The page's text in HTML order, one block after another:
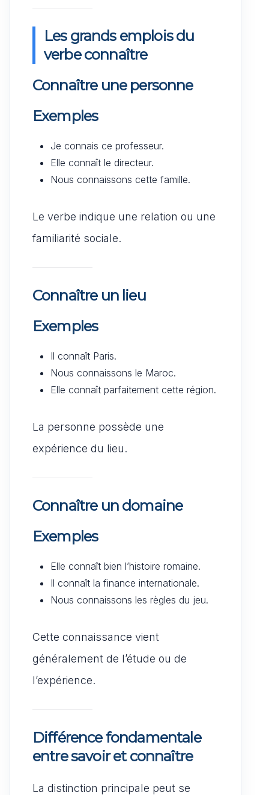
Les grands emplois du
verbe connaître
Connaître une personne
Exemples
Je connais ce professeur.
Elle connaît le directeur.
Nous connaissons cette famille.
Le verbe indique une relation ou une
familiarité sociale.
Connaître un lieu
Exemples
Il connaît Paris.
Nous connaissons le Maroc.
Elle connaît parfaitement cette région.
La personne possède une
expérience du lieu.
Connaître un domaine
Exemples
Elle connaît bien l’histoire romaine.
Il connaît la finance internationale.
Nous connaissons les règles du jeu.
Cette connaissance vient
généralement de l’étude ou de
l’expérience.
Différence fondamentale
entre savoir et connaître
La distinction principale peut se